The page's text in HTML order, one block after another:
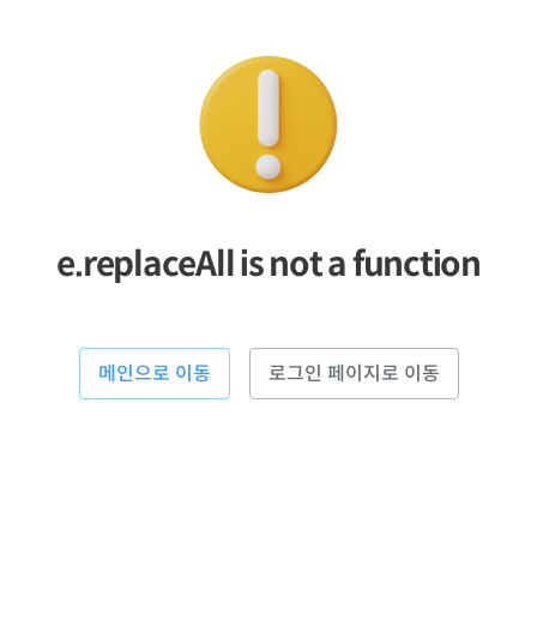
e.replaceAll is not a function
메인으로 이동 로그인 페이지로 이동